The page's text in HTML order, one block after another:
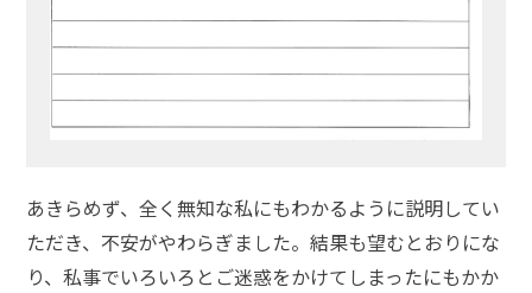
あきらめず、全く無知な私にもわかるように説明してい
ただき、不安がやわらぎました。結果も望むとおりにな
り、私事でいろいろとご迷惑をかけてしまったにもかか